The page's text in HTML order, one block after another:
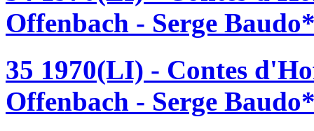
Offenbach - Serge
35 1970(LI) - Contes
Offenbach - Serge